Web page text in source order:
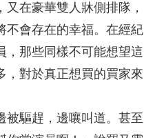
在豪華雙人牀側排隊，
不會存在的幸福。在經紀
，那些同樣不可能想望這
，對於真正想買的買家來
被驅趕，邊嚷叫道。甚至